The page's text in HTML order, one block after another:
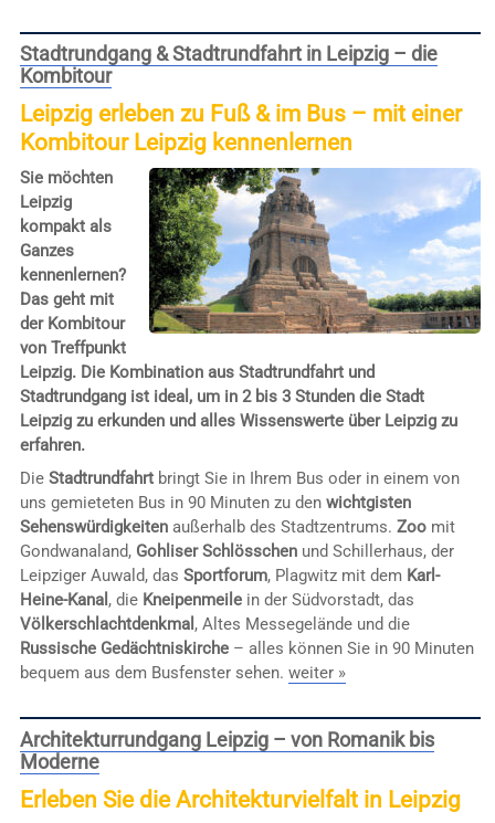
Stadtrundgang & Stadtrundfahrt in Leipzig – die
Kombitour
Leipzig erleben zu Fuß & im Bus – mit einer
Kombitour Leipzig kennenlernen
Sie möchten
Leipzig
kompakt als
Ganzes
kennenlernen?
Das geht mit
der Kombitour
von Treffpunkt
Leipzig. Die Kombination aus Stadtrundfahrt und
Stadtrundgang ist ideal, um in 2 bis 3 Stunden die Stadt
Leipzig zu erkunden und alles Wissenswerte über Leipzig zu
erfahren.
Die Stadtrundfahrtbringt Sie in Ihrem Bus oder in einem von
uns gemieteten Bus in 90 Minuten zu den wichtgisten
Sehenswürdigkeitenaußerhalb des Stadtzentrums. Zoomit
Gondwanaland, Gohliser Schlösschenund Schillerhaus, der
Leipziger Auwald, das Sportforum, Plagwitz mit dem Karl-
Heine-Kanal , die Kneipenmeilein der Südvorstadt, das
Völkerschlachtdenkmal , Altes Messegelände und die
Russische Gedächtniskirche– alles können Sie in 90 Minuten
bequem aus dem Busfenster sehen. weiter »
Architekturrundgang Leipzig – von Romanik bis
Moderne
Erleben Sie die Architekturvielfalt in Leipzig